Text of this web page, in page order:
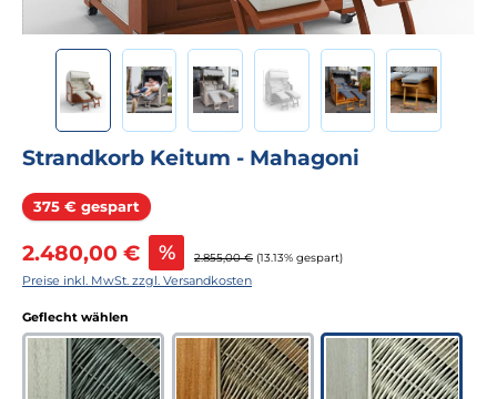
Strandkorb Keitum - Mahagoni
375 € gespart Rabatt
Verkaufspreis:
2.480,00 € % Regulärer Preis:
2.855,00 € (13.13% gespart)
Preise inkl. MwSt. zzgl. Versandkosten
Geflecht wählen